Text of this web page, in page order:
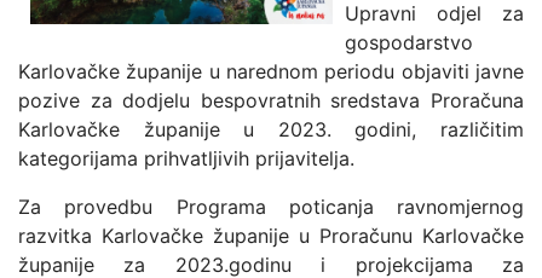
Upravni odjel za
gospodarstvo
Karlovačke županije u narednom periodu objaviti javne
pozive za dodjelu bespovratnih sredstava Proračuna
Karlovačke županije u 2023. godini, različitim
kategorijama prihvatljivih prijavitelja.
Za provedbu Programa poticanja ravnomjernog
razvitka Karlovačke županije u Proračunu Karlovačke
županije za 2023.godinu i projekcijama za